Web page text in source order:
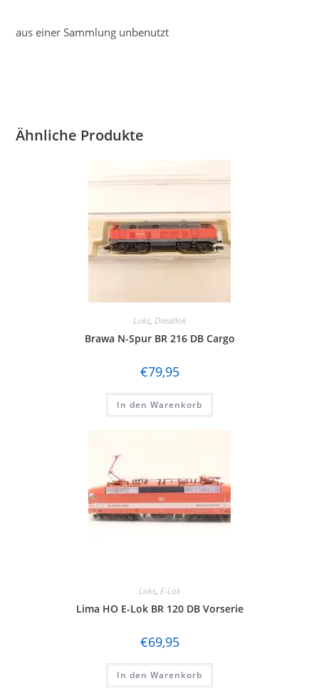
aus einer Sammlung unbenutzt
Ähnliche Produkte
Loks, Diesellok
Brawa N-Spur BR 216 DB Cargo
€79,95
In den Warenkorb
Loks, E-Lok
Lima HO E-Lok BR 120 DB Vorserie
€69,95
In den Warenkorb